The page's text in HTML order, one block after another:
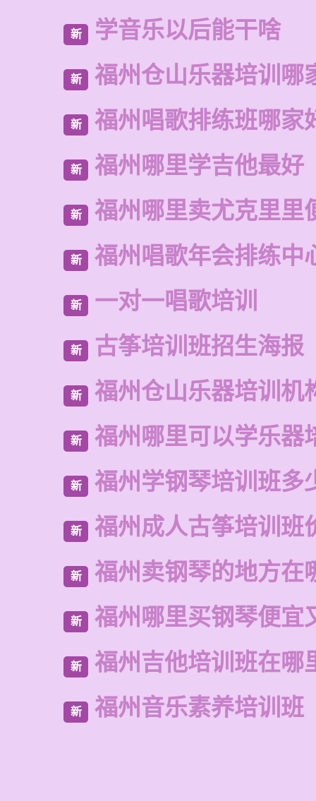
新 学音乐以后能干啥
新 福州仓山乐器培训哪
新 福州唱歌排练班哪家
新 福州哪里学吉他最好
新 福州哪里卖尤克里里
新 福州唱歌年会排练中
新 一对一唱歌培训
新 古筝培训班招生海报
新 福州仓山乐器培训机
新 福州哪里可以学乐器
新 福州学钢琴培训班多
新 福州成人古筝培训班
新 福州卖钢琴的地方在
新 福州哪里买钢琴便宜
新 福州吉他培训班在哪
新 福州音乐素养培训班